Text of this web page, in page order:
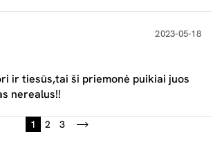
2023-05-18
ir tiesūs,tai ši priemonė puikiai juos
nerealus!!
1 2 3